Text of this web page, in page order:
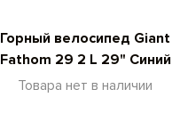
Горный велосипед Giant
Fathom 29 2 L 29" Синий
Товара нет в наличии